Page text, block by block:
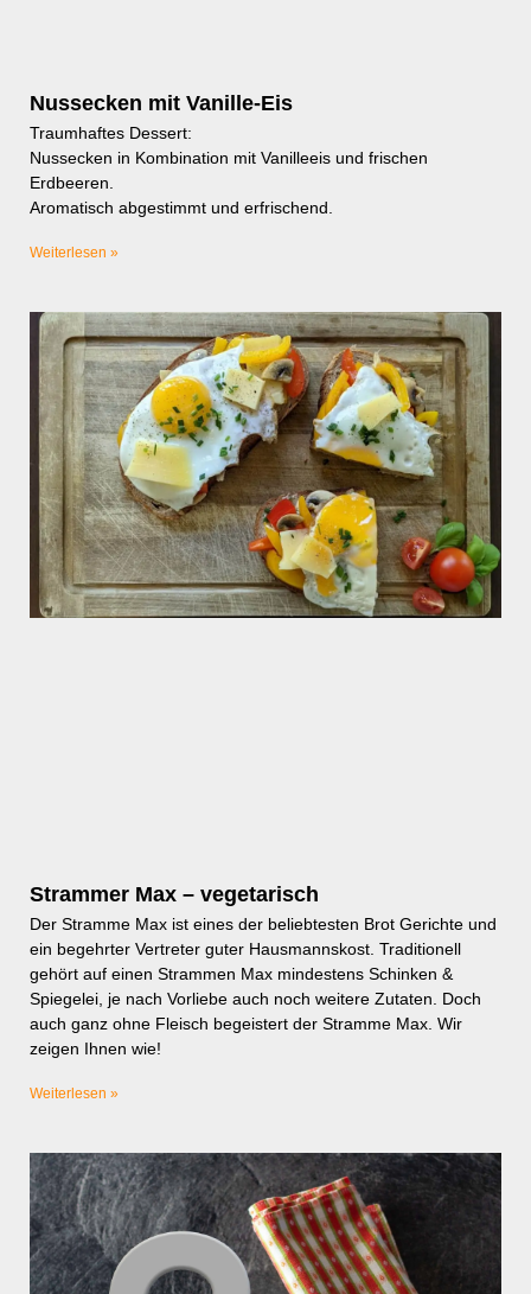
Nussecken mit Vanille-Eis
Traumhaftes Dessert:
Nussecken in Kombination mit Vanilleeis und frischen
Erdbeeren.
Aromatisch abgestimmt und erfrischend.
Weiterlesen »
Strammer Max – vegetarisch
Der Stramme Max ist eines der beliebtesten Brot Gerichte und
ein begehrter Vertreter guter Hausmannskost. Traditionell
gehört auf einen Strammen Max mindestens Schinken &
Spiegelei, je nach Vorliebe auch noch weitere Zutaten. Doch
auch ganz ohne Fleisch begeistert der Stramme Max. Wir
zeigen Ihnen wie!
Weiterlesen »